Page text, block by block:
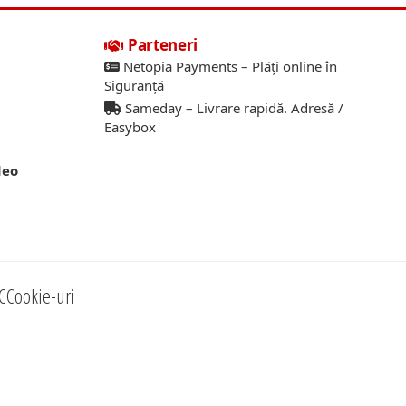
Parteneri
Netopia Payments – Plăți online în
Siguranță
Sameday – Livrare rapidă. Adresă /
Easybox
Cookie-uri